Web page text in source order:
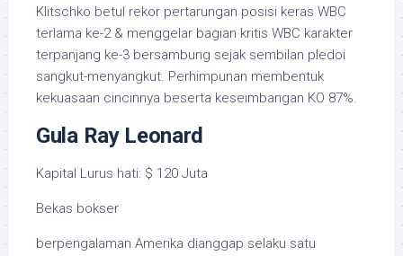
Klitschko betul rekor pertarungan posisi keras WBC
terlama ke-2 & menggelar bagian kritis WBC karakter
terpanjang ke-3 bersambung sejak sembilan pledoi
sangkut-menyangkut. Perhimpunan membentuk
kekuasaan cincinnya beserta keseimbangan KO 87%.
Gula Ray Leonard
Kapital Lurus hati: $ 120 Juta
Bekas bokser
berpengalaman Amerika dianggap selaku satu